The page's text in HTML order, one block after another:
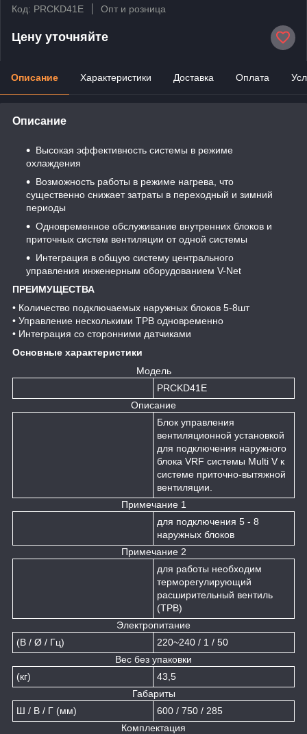
Код: PRCKD41E
Опт и розница
Цену уточняйте
Описание Характеристики Доставка Оплата
Описание
Высокая эффективность системы в режиме
охлаждения
Возможность работы в режиме нагрева, что
существенно снижает затраты в переходный и зимний
периоды
Одновременное обслуживание внутренних блоков и
приточных систем вентиляции от одной системы
Интеграция в общую систему центрального
управления инженерным оборудованием V-Net
ПРЕИМУЩЕСТВА
• Количество подключаемых наружных блоков 5-8шт
• Управление несколькими ТРВ одновременно
• Интеграция со сторонними датчиками
Основные характеристики
Модель
PRCKD41E
Описание
Блок управления
вентиляционной установкой
для подключения наружного
блока VRF системы Multi V к
системе приточно-вытяжной
вентиляции.
Примечание 1
для подключения 5 - 8
наружных блоков
Примечание 2
для работы необходим
терморегулирующий
расширительный вентиль
(ТРВ)
Электропитание
(В / Ø / Гц)
220~240 / 1 / 50
Вес без упаковки
(кг)
43,5
Габариты
Ш / В / Г (мм)
600 / 750 / 285
Комплектация